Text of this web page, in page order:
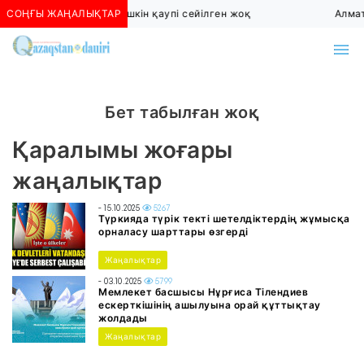
СОҢҒЫ ЖАҢАЛЫҚТАР
Алматыда көшкін қаупі сейілген жоқ
Бет табылған жоқ
Қаралымы жоғары
жаңалықтар
- 15.10.2025 5267
Түркияда түрік текті шетелдіктердің жұмысқа
орналасу шарттары өзгерді
Жаңалықтар
- 03.10.2025 5799
Мемлекет басшысы Нұрғиса Тілендиев
ескерткішінің ашылуына орай құттықтау
жолдады
Жаңалықтар